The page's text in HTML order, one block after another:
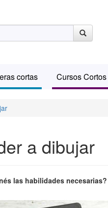
cortas Cursos Cortos
a dibujar
las habilidades